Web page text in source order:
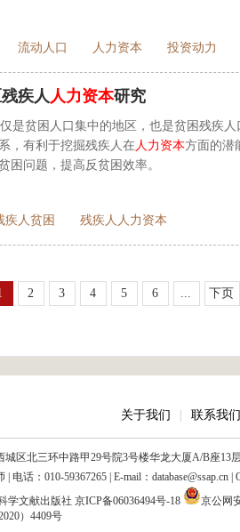
流动人口 人力资本 投资动力
疾人人力资本研究
是贫困人口集中的地区，也是贫困残疾
，有利于挖掘残疾人在人力资本方面的潜
困问题，提高反贫困效率。
疾人贫困 残疾人人力资本
2 3 4 5 6 ... 下页
关于我们 联系我们
城区北三环中路甲29号院3号楼华龙大厦A/B座13
电话：010-59367265 | E-mail：database@ssap.cn
学文献出版社 京ICP备06036494号-18
京公网
）4409号